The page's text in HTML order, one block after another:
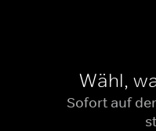
Wähl,
Sofort auf